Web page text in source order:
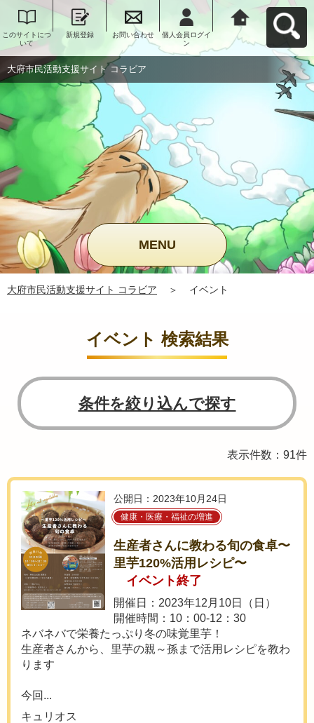
このサイトにつ
いて
新規登録 お問い合わせ
個人会員ログイ
ン
大府市民活動支
援サイト コラビ
アへ戻る
大府市民活動支援サイト コラビア
MENU
大府市民活動支援サイト コラビア ＞ イベント
イベント 検索結果
条件を絞り込んで探す
表示件数：91件
公開日：2023年10月24日
健康・医療・福祉の増進
生産者さんに教わる旬の食卓〜
里芋120%活用レシピ〜
イベント終了
開催日：2023年12月10日（日）
開催時間：10：00-12：30
ネバネバで栄養たっぷり冬の味覚里芋！
生産者さんから、里芋の親～孫まで活用レシピを教わ
ります
今回...
キュリオス